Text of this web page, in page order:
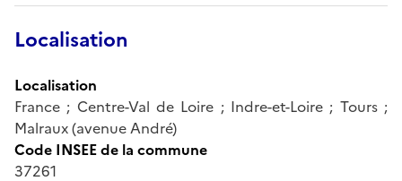
Localisation
Localisation
France ; Centre-Val de Loire ; Indre-et-Loire ; Tours ;
Malraux (avenue André)
Code INSEE de la commune
37261